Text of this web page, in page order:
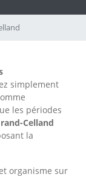
simplement
les périodes
Celland
la
organisme sur